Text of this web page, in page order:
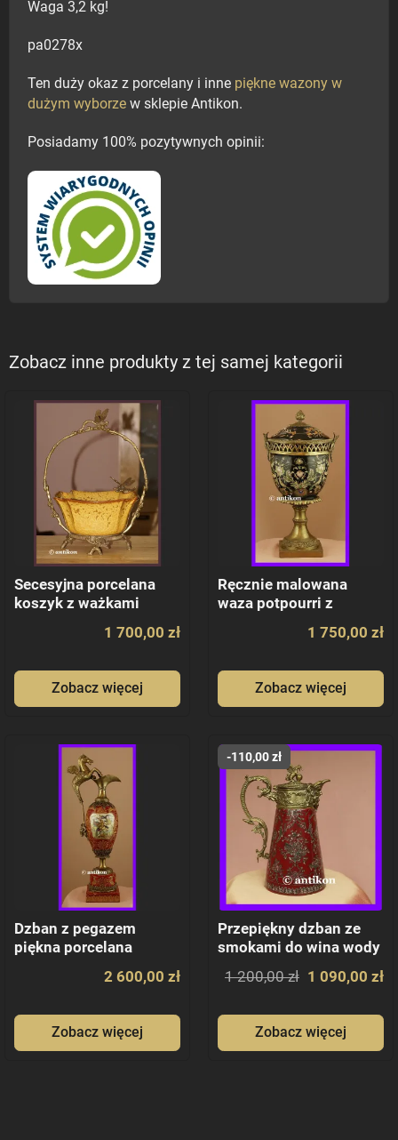
Waga 3,2 kg!
pa0278x
Ten duży okaz z porcelany i inne piękne wazony w
dużym wyborze w sklepie Antikon.
Posiadamy 100% pozytywnych opinii:
Zobacz inne produkty z tej samej kategorii
Secesyjna porcelana
koszyk z ważkami
1 700,00 zł
Zobacz więcej
Ręcznie malowana
waza potpourri z
1 750,00 zł
Zobacz więcej
Dzban z pegazem
piękna porcelana
2 600,00 zł
Zobacz więcej
-110,00 zł
Przepiękny dzban ze
smokami do wina wody
1 200,00 zł 1 090,00 zł
Zobacz więcej